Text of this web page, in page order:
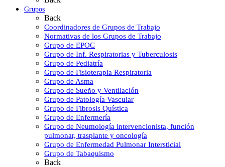
Grupos
Back
Coordinadores de Grupos de Trabajo
Normativas de los Grupos de Trabajo
Grupo de EPOC
Grupo de Inf. Respiratorias y Tuberculosis
Grupo de Pediatría
Grupo de Fisioterapia Respiratoria
Grupo de Asma
Grupo de Sueño y Ventilación
Grupo de Patología Vascular
Grupo de Fibrosis Quística
Grupo de Enfermería
Grupo de Neumología intervencionista, función
pulmonar, trasplante y oncología
Grupo de Enfermedad Pulmonar Intersticial
Grupo de Tabaquismo
Back